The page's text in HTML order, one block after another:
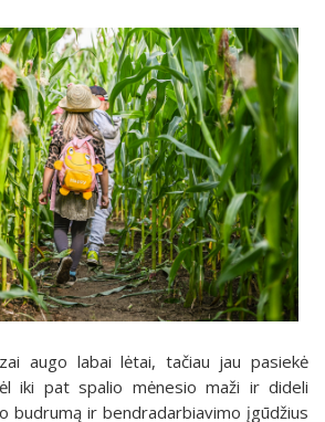
augo labai lėtai, tačiau jau pasiekė
iki pat spalio mėnesio maži ir dideli
budrumą ir bendradarbiavimo įgūdžius